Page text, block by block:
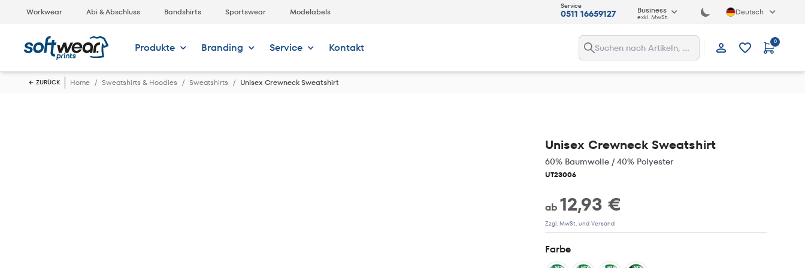
Workwear Abi & Abschluss Bandshirts Sportswear Modelabels
Service
0511 16659127 Business
exkl. MwSt. Deutsch
Produkte Branding Service Kontakt Anmelden
0
ZURÜCK Home Sweatshirts & Hoodies Sweatshirts Unisex Crewneck Sweatshirt
Unisex Crewneck Sweatshirt
60% Baumwolle / 40% Polyester
UT23006
ab 12,93 €
Zzgl. MwSt. und Versand
Farbe